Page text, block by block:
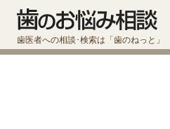
歯医者への相談･検索は「歯のねっと」